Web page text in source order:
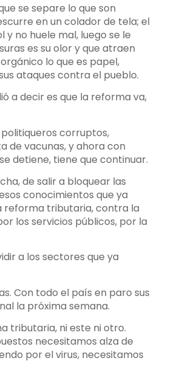
se separe lo que son
en un colador de tela; el
no huele mal, luego se le
es su olor y que atraen
lo que es papel,
ataques contra el pueblo.
a decir es que la reforma va,
corruptos,
de vacunas, y ahora con
detiene, tiene que continuar.
de salir a bloquear las
conocimientos que ya
reforma tributaria, contra la
los servicios públicos, por la
a los sectores que ya
Con todo el país en paro sus
la próxima semana.
tributaria, ni este ni otro.
necesitamos alza de
por el virus, necesitamos